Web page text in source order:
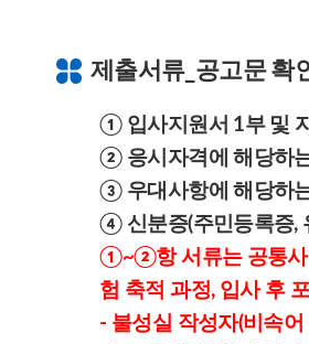
제출서류_공고문 확
① 입사지원서 1부 및
② 응시자격에 해당하
③ 우대사항에 해당하
④ 신분증(주민등록증,
①~②항 서류는 공통사
험 축적 과정, 입사 후
- 불성실 작성자(비속어